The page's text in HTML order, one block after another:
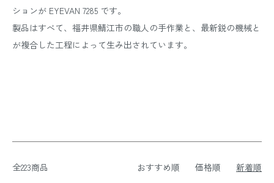
ションが EYEVAN 7285 です。
製品はすべて、福井県鯖江市の職人の手作業と、最新鋭の機械と
が複合した工程によって生み出されています。
全223商品 おすすめ順 価格順 新着順